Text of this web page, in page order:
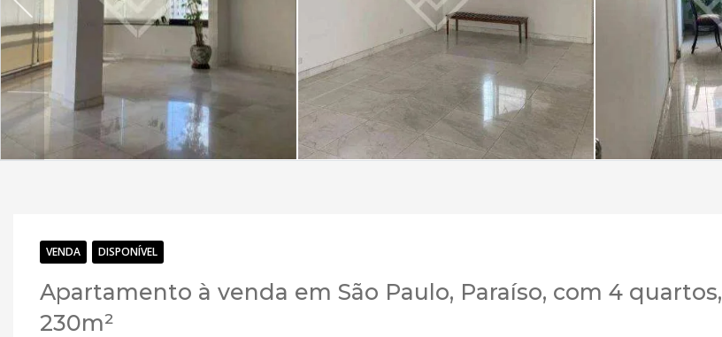
VENDA DISPONÍVEL
Apartamento à venda em São Paulo, Paraíso, com 4 quartos,
230m²